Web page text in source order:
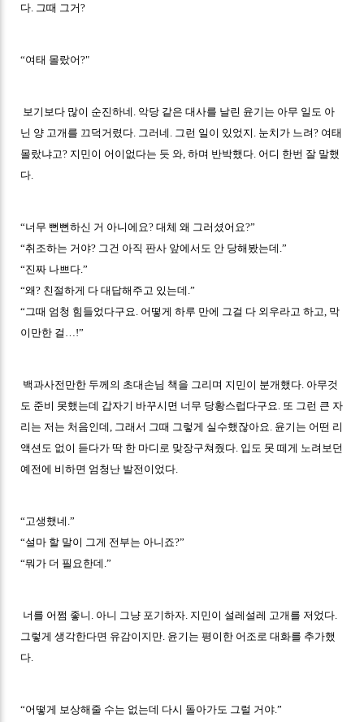
다. 그때 그거?
“여태 몰랐어?"
보기보다 많이 순진하네. 악당 같은 대사를 날린 윤기는 아무 일도 아
닌 양 고개를 끄덕거렸다. 그러네. 그런 일이 있었지. 눈치가 느려? 여태
몰랐냐고? 지민이 어이없다는 듯 와, 하며 반박했다. 어디 한번 잘 말했
다.
“너무 뻔뻔하신 거 아니에요? 대체 왜 그러셨어요?”
“취조하는 거야? 그건 아직 판사 앞에서도 안 당해봤는데.”
“진짜 나쁘다.”
“왜? 친절하게 다 대답해주고 있는데.”
“그때 엄청 힘들었다구요. 어떻게 하루 만에 그걸 다 외우라고 하고, 막
이만한 걸…!”
백과사전만한 두께의 초대손님 책을 그리며 지민이 분개했다. 아무것
도 준비 못했는데 갑자기 바꾸시면 너무 당황스럽다구요. 또 그런 큰 자
리는 저는 처음인데, 그래서 그때 그렇게 실수했잖아요. 윤기는 어떤 리
액션도 없이 듣다가 딱 한 마디로 맞장구쳐줬다. 입도 못 떼게 노려보던
예전에 비하면 엄청난 발전이었다.
“고생했네.”
“설마 할 말이 그게 전부는 아니죠?”
“뭐가 더 필요한데.”
너를 어쩜 좋니. 아니 그냥 포기하자. 지민이 설레설레 고개를 저었다.
그렇게 생각한다면 유감이지만. 윤기는 평이한 어조로 대화를 추가했
다.
“어떻게 보상해줄 수는 없는데 다시 돌아가도 그럴 거야.”